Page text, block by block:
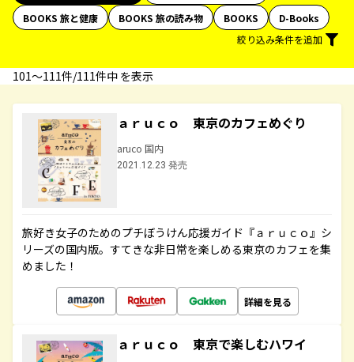
BOOKS 旅と健康
BOOKS 旅の読み物 BOOKS
D-Books
絞り込み条件を追加
101〜111件/111件中 を表示
ａｒｕｃｏ 東京のカフェめぐり
aruco 国内
2021.12.23 発売
旅好き女子のためのプチぼうけん応援ガイド『ａｒｕｃｏ』シ
リーズの国内版。すてきな非日常を楽しめる東京のカフェを集
めました！
詳細を見る
ａｒｕｃｏ 東京で楽しむハワイ